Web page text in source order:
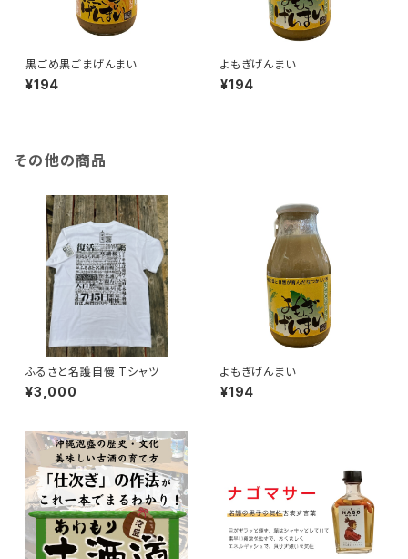
黒ごめ黒ごまげんまい
¥194
よもぎげんまい
¥194
その他の商品
ふるさと名護自慢 Tシャツ
¥3,000
よもぎげんまい
¥194